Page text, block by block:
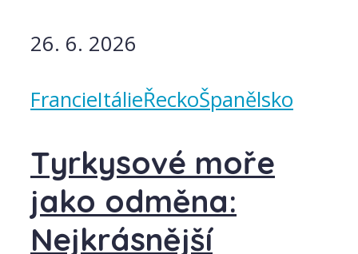
26. 6. 2026
FrancieItálieŘeckoŠpanělsko
Tyrkysové moře
jako odměna:
Nejkrásnější